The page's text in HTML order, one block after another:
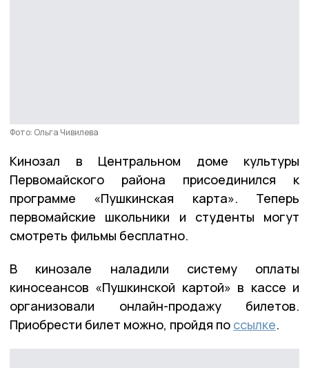
Фото: Ольга Чивилева
Кинозал в Центральном доме культуры
Первомайского района присоединился к
программе «Пушкинская карта». Теперь
первомайские школьники и студенты могут
смотреть фильмы бесплатно.
В кинозале наладили систему оплаты
киносеансов «Пушкинской картой» в кассе и
организовали онлайн-продажу билетов.
Приобрести билет можно, пройдя по ссылке.